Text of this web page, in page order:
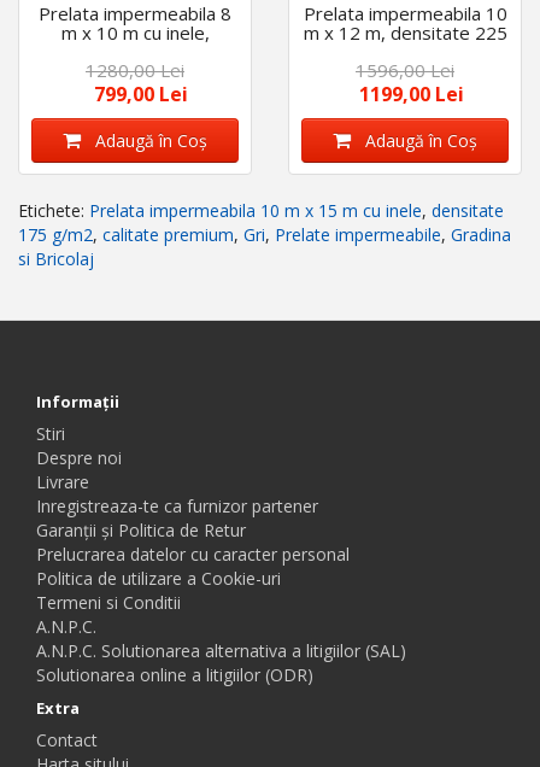
Prelata impermeabila 8
m x 10 m cu inele,
calitate premium, Gri
1280,00 Lei
799,00 Lei
Adaugă în Coş
Prelata impermeabila 10
m x 12 m, densitate 225
premium, Gri
1596,00 Lei
1199,00 Lei
Adaugă în Coş
Etichete: Prelata impermeabila 10 m x 15 m cu inele, densitate
175 g/m2, calitate premium, Gri, Prelate impermeabile, Gradina
si Bricolaj
Informaţii
Stiri
Despre noi
Livrare
Inregistreaza-te ca furnizor partener
Garanții și Politica de Retur
Prelucrarea datelor cu caracter personal
Politica de utilizare a Cookie-uri
Termeni si Conditii
A.N.P.C.
A.N.P.C. Solutionarea alternativa a litigiilor (SAL)
Solutionarea online a litigiilor (ODR)
Extra
Contact